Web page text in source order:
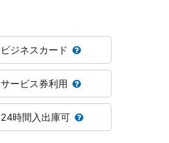
ビジネスカード
サービス券利用
24時間入出庫可